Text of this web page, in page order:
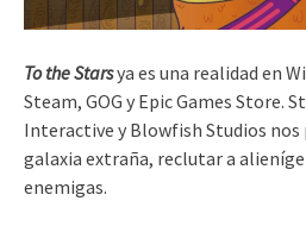
To the Starsya es una realidad en
Steam, GOG y Epic Games Store.
Interactive y Blowfish Studios
galaxia extraña, reclutar a
enemigas.